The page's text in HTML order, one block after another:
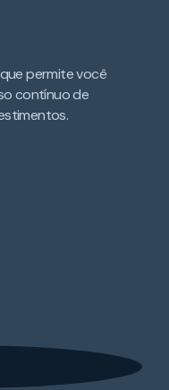
permite você
contínuo de